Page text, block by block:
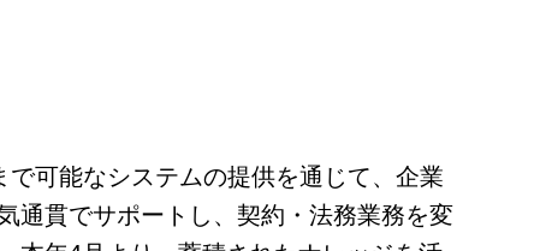
可能なシステムの提供を通じて、企業
通貫でサポートし、契約・法務業務を変